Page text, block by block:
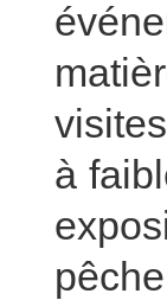
à